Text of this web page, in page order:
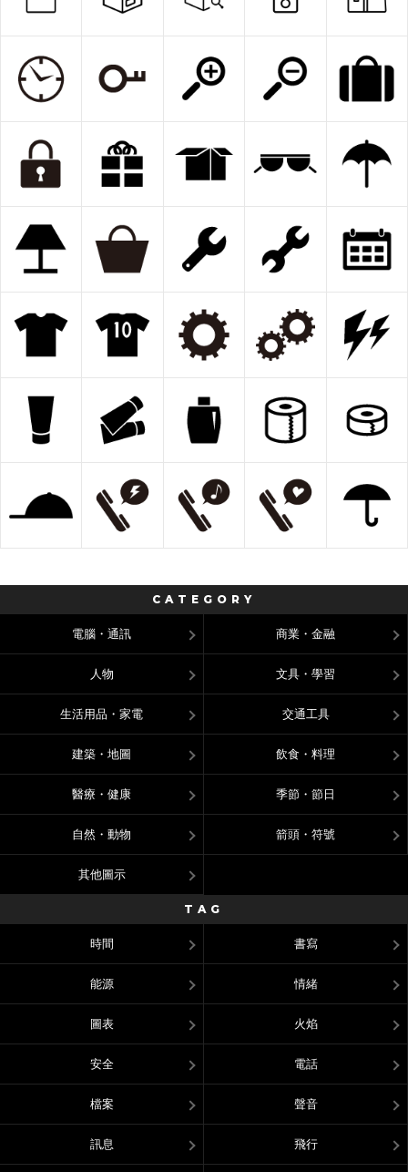
CATEGORY
電腦・通訊 商業・金融
人物 文具・學習
生活用品・家電 交通工具
建築・地圖 飲食・料理
醫療・健康 季節・節日
自然・動物 箭頭・符號
其他圖示
TAG
時間 書寫
能源 情緒
圖表 火焰
安全 電話
檔案 聲音
訊息 飛行